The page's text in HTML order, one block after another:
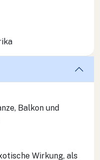
Balkon und
Wirkung, als